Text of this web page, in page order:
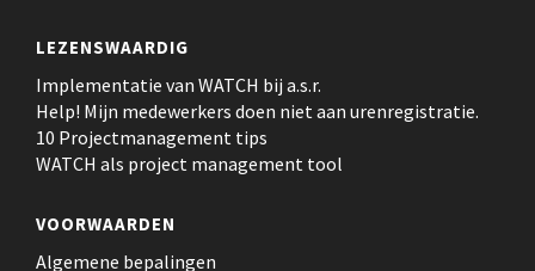
LEZENSWAARDIG
Implementatie van WATCH bij a.s.r.
Help! Mijn medewerkers doen niet aan urenregistratie.
10 Projectmanagement tips
WATCH als project management tool
VOORWAARDEN
Algemene bepalingen